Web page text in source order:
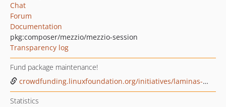
Chat
Forum
Documentation
pkg:composer/mezzio/mezzio-session
Transparency log
Fund package maintenance!
crowdfunding.linuxfoundation.org/initiatives/laminas-project
Statistics